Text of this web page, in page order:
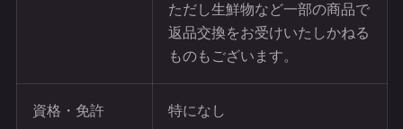
ただし生鮮物など一部の商品で
返品交換をお受けいたしかねる
ものもございます。
資格・免許 特になし